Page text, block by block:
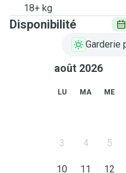
18+ kg
Disponibilité
Garderie
août 2026
LU MA ME
3 4 5
10 11 12